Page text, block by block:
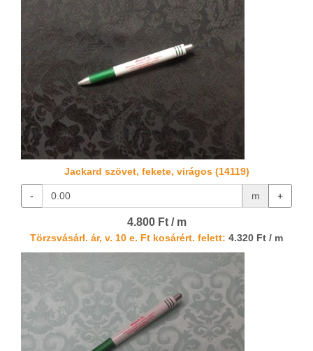
Jackard szövet, fekete, virágos (14119)
- m +
4.800 Ft / m
Törzsvásárl. ár, v. 10 e. Ft kosárért. felett: 4.320 Ft / m